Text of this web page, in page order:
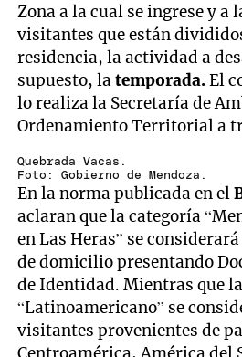
Zona a la cual se ingrese y a
visitantes que están
residencia, la actividad a
supuesto, latemporada.El
lo realiza la Secretaría de
Ordenamiento Territorial a
Quebrada Vacas.
Foto: Gobierno de Mendoza.
En la norma publicada en el
aclaran que la categoría
en Las Heras” se
de domicilio presentando
de Identidad. Mientras que
“Latinoamericano” se
visitantes provenientes de